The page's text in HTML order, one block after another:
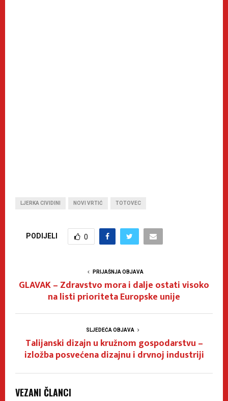
LJERKA CIVIDINI NOVI VRTIĆ TOTOVEC
PODIJELI 0
PRIJAŠNJA OBJAVA
GLAVAK – Zdravstvo mora i dalje ostati visoko
na listi prioriteta Europske unije
SLJEDEĆA OBJAVA
Talijanski dizajn u kružnom gospodarstvu –
izložba posvećena dizajnu i drvnoj industriji
VEZANI ČLANCI